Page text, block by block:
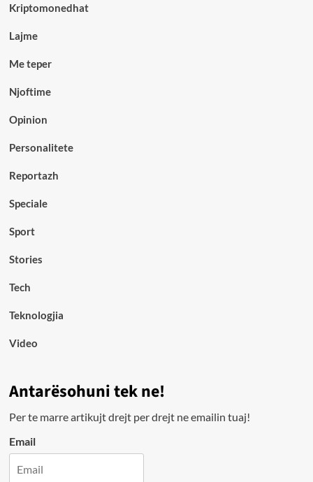
Kriptomonedhat
Lajme
Me teper
Njoftime
Opinion
Personalitete
Reportazh
Speciale
Sport
Stories
Tech
Teknologjia
Video
Antarësohuni tek ne!
Per te marre artikujt drejt per drejt ne emailin tuaj!
Email